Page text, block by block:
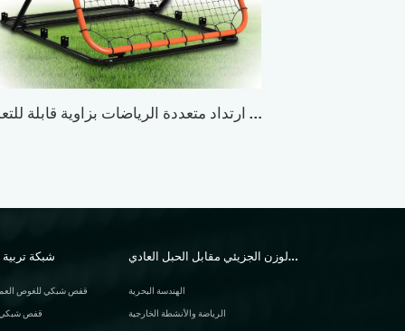
شبكة ارتداد متعددة الاستخدامات
شبكة تربية
قفص شبكي للغوص
قفص شبكي
حبل البولي إيثيلين عالي الوزن الجزيئي مقابل الحبل العادي
الهندسة البحرية
الرياضة والأنشطة الخارجية